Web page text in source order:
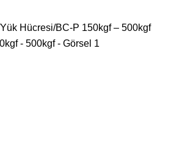
Yük Hücresi BC-P 150kgf – 500kgf